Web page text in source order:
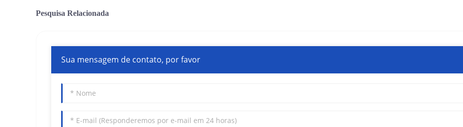
Pesquisa Relacionada
Sua mensagem de contato, por favor